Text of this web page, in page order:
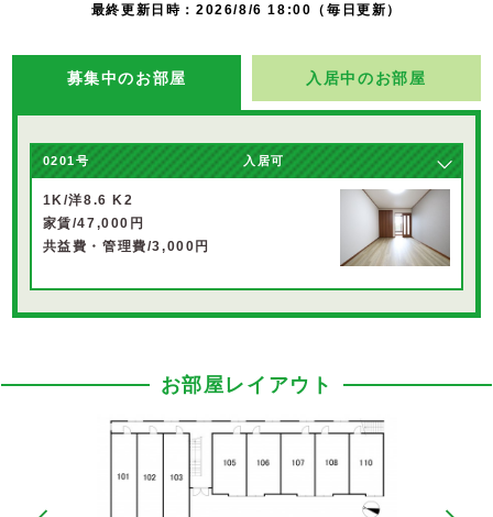
最終更新日時：2026/8/6 18:00（毎日更新）
募集中のお部屋 入居中のお部屋
0201号 入居可
1K/洋8.6 K2
家賃/47,000円
共益費・管理費/3,000円
お部屋レイアウト